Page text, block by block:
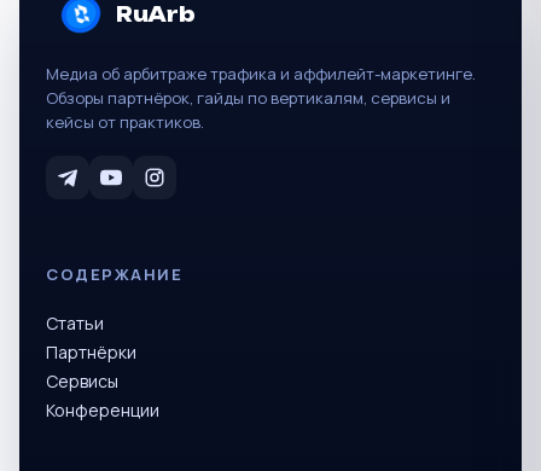
RuArb
Медиа об арбитраже трафика и аффилейт-маркетинге.
Обзоры партнёрок, гайды по вертикалям, сервисы и
кейсы от практиков.
СОДЕРЖАНИЕ
Статьи
Партнёрки
Сервисы
Конференции